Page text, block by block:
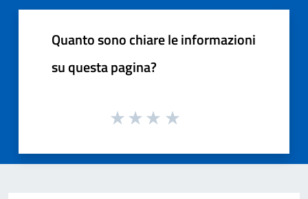
Quanto sono chiare le informazioni
su questa pagina?